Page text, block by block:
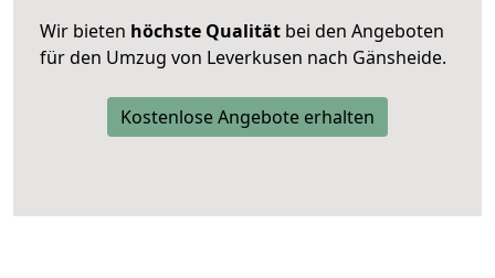
Wir bieten höchste Qualität bei den Angeboten
für den Umzug von Leverkusen nach Gänsheide.
Kostenlose Angebote erhalten